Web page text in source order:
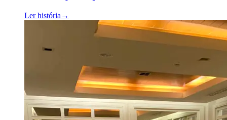
Ler história →